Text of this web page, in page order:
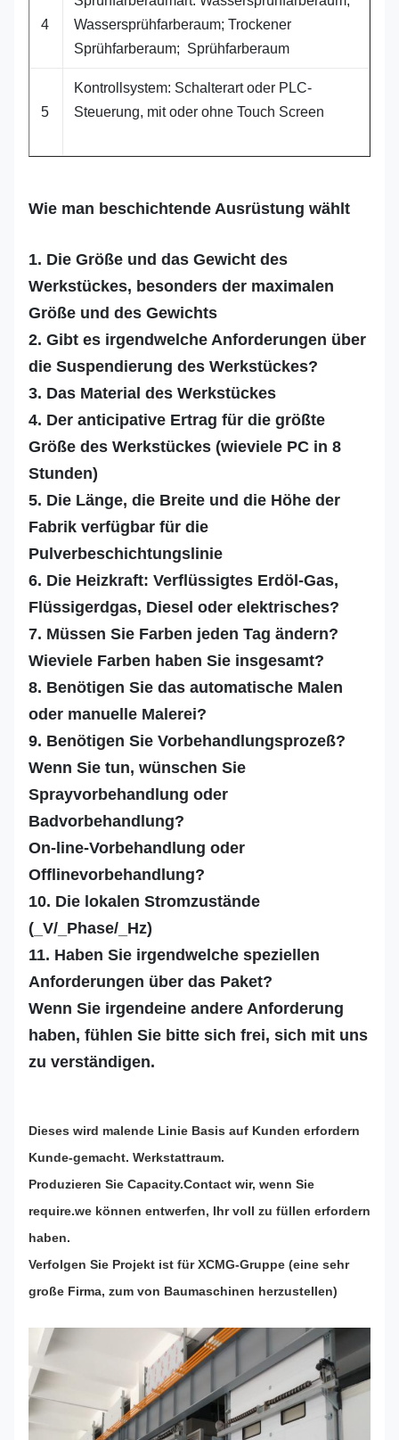
4
Wassersprühfarberaum; Trockener
Sprühfarberaum; Sprühfarberaum
5
Kontrollsystem: Schalterart oder PLC-
Steuerung, mit oder ohne Touch Screen
Wie man beschichtende Ausrüstung wählt
1. Die Größe und das Gewicht des
Werkstückes, besonders der maximalen
Größe und des Gewichts
2. Gibt es irgendwelche Anforderungen über
die Suspendierung des Werkstückes?
3. Das Material des Werkstückes
4. Der anticipative Ertrag für die größte
Größe des Werkstückes (wieviele PC in 8
Stunden)
5. Die Länge, die Breite und die Höhe der
Fabrik verfügbar für die
Pulverbeschichtungslinie
6. Die Heizkraft: Verflüssigtes Erdöl-Gas,
Flüssigerdgas, Diesel oder elektrisches?
7. Müssen Sie Farben jeden Tag ändern?
Wieviele Farben haben Sie insgesamt?
8. Benötigen Sie das automatische Malen
oder manuelle Malerei?
9. Benötigen Sie Vorbehandlungsprozeß?
Wenn Sie tun, wünschen Sie
Sprayvorbehandlung oder
Badvorbehandlung?
On-line-Vorbehandlung oder
Offlinevorbehandlung?
10. Die lokalen Stromzustände
(_V/_Phase/_Hz)
11. Haben Sie irgendwelche speziellen
Anforderungen über das Paket?
Wenn Sie irgendeine andere Anforderung
haben, fühlen Sie bitte sich frei, sich mit uns
zu verständigen.
Dieses wird malende Linie Basis auf Kunden erfordern
Kunde-gemacht. Werkstattraum.
Produzieren Sie Capacity.Contact wir, wenn Sie
require.we können entwerfen, Ihr voll zu füllen erfordern
haben.
Verfolgen Sie Projekt ist für XCMG-Gruppe (eine sehr
große Firma, zum von Baumaschinen herzustellen)